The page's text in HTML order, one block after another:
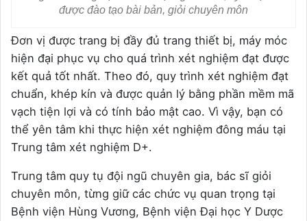
được đào tạo bài bản, giỏi chuyên môn
Đơn vị được trang bị đầy đủ trang thiết bị, máy móc
hiện đại phục vụ cho quá trình xét nghiệm đạt được
kết quả tốt nhất. Theo đó, quy trình xét nghiệm đạt
chuẩn, khép kín và được quản lý bằng phần mềm mã
vạch tiện lợi và có tính bảo mật cao. Vì vậy, bạn có
thể yên tâm khi thực hiện xét nghiệm đông máu tại
Trung tâm xét nghiệm D+.
Trung tâm quy tụ đội ngũ chuyên gia, bác sĩ giỏi
chuyên môn, từng giữ các chức vụ quan trọng tại
Bệnh viện Hùng Vương, Bệnh viện Đại học Y Dược